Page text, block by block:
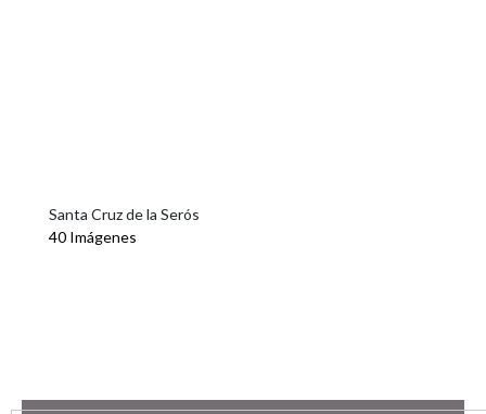
Santa Cruz de la Serós
40 Imágenes